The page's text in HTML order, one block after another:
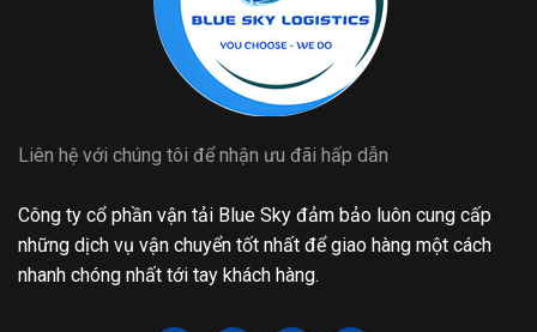
Liên hệ với chúng tôi để nhận ưu đãi hấp dẫn
Công ty cổ phần vận tải Blue Sky đảm bảo luôn cung cấp
những dịch vụ vận chuyển tốt nhất để giao hàng một cách
nhanh chóng nhất tới tay khách hàng.